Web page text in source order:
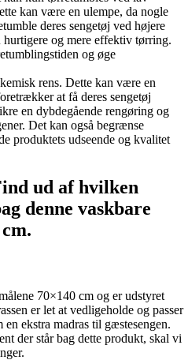
kan være en ulempe, da nogle
deres sengetøj ved højere
hurtigere og mere effektiv tørring.
og øge
rens. Dette kan være en
at få deres sengetøj
en dybdegående rengøring og
Det kan også begrænse
produktets udseende og kvalitet
ud af hvilken
denne vaskbare
70×140 cm og er udstyret
er let at vedligeholde og passer
ekstra madras til gæstesengen.
der står bag dette produkt, skal vi